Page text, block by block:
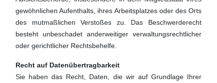
gewöhnlichen Aufenthalts, ihres Arbeitsplatzes oder des Orts
des mutmaßlichen Verstoßes zu. Das Beschwerderecht
besteht unbeschadet anderweitiger verwaltungsrechtlicher
oder gerichtlicher Rechtsbehelfe.
Recht auf Datenübertragbarkeit
Sie haben das Recht, Daten, die wir auf Grundlage Ihrer